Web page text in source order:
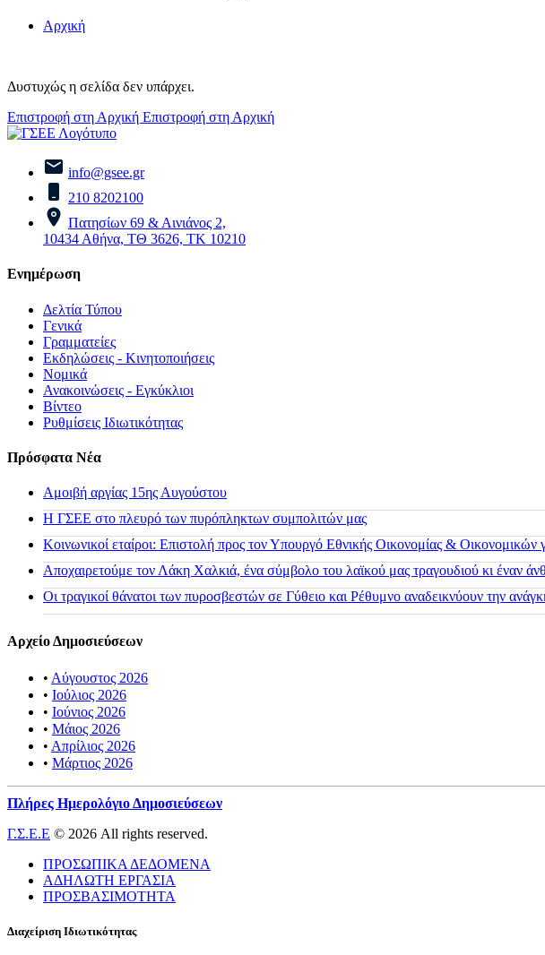
Αρχική
Δυστυχώς η σελίδα δεν υπάρχει.
Επιστροφή στη Αρχική Επιστροφή στη Αρχική
info@gsee.gr
210 8202100
Πατησίων 69 & Αινιάνος 2,
10434 Αθήνα, ΤΘ 3626, ΤΚ 10210
Ενημέρωση
Δελτία Τύπου
Γενικά
Γραμματείες
Εκδηλώσεις - Κινητοποιήσεις
Νομικά
Ανακοινώσεις - Εγκύκλιοι
Βίντεο
Ρυθμίσεις Ιδιωτικότητας
Πρόσφατα Νέα
Αμοιβή αργίας 15ης Αυγούστου
H ΓΣΕΕ στο πλευρό των πυρόπληκτων συμπολιτών μας
Κοινωνικοί εταίροι: Επιστολή προς τον Υπουργό Εθνικής Οικονομίας &
Αποχαιρετούμε τον Λάκη Χαλκιά, ένα σύμβολο του λαϊκού μας τραγουδιού κι έναν
Οι τραγικοί θάνατοι των πυροσβεστών σε Γύθειο και Ρέθυμνο αναδεικνύουν την
Αρχείο Δημοσιεύσεων
• Αύγουστος 2026
• Ιούλιος 2026
• Ιούνιος 2026
• Μάιος 2026
• Απρίλιος 2026
• Μάρτιος 2026
Πλήρες Ημερολόγιο Δημοσιεύσεων
Γ.Σ.Ε.Ε © 2026 All rights reserved.
ΠΡΟΣΩΠΙΚΑ ΔΕΔΟΜΕΝΑ
ΑΔΗΛΩΤΗ ΕΡΓΑΣΙΑ
ΠΡΟΣΒΑΣΙΜΟΤΗΤΑ
Διαχείριση Ιδιωτικότητας